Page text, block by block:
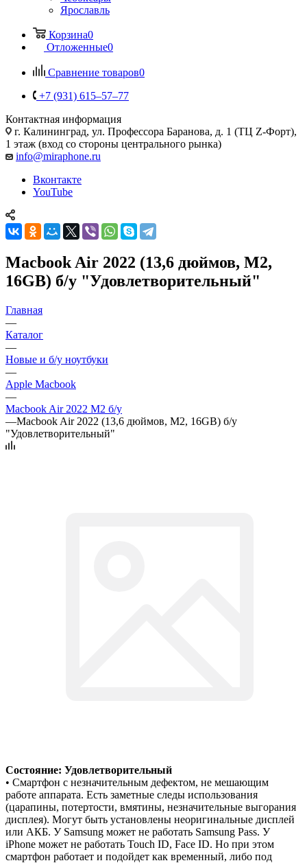
Ярославль
Корзина0
Отложенные0
Сравнение товаров0
+7 (931) 615‒57‒77
Контактная информация
г. Калининград, ул. Профессора Баранова, д. 1 (ТЦ Z-Форт),
1 этаж (вход со стороны центрального рынка)
info@miraphone.ru
Вконтакте
YouTube
Macbook Air 2022 (13,6 дюймов, M2,
16GB) б/у "Удовлетворительный"
Главная
—
Каталог
—
Новые и б/у ноутбуки
—
Apple Macbook
—
Macbook Air 2022 M2 б/у
—Macbook Air 2022 (13,6 дюймов, M2, 16GB) б/у
"Удовлетворительный"
Состояние: Удовлетворительный
• Смартфон с незначительным дефектом, не мешающим
работе аппарата. Есть заметные следы использования
(царапины, потертости, вмятины, незначительные выгорания
дисплея). Могут быть установлены неоригинальные дисплей
или АКБ. У Samsung может не работать Samsung Pass. У
iPhone может не работать Touch ID, Face ID. Но при этом
смартфон работает и подойдет как временный, либо под